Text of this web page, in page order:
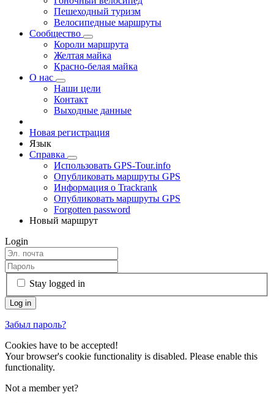
Пешеходный туризм
Велосипедные маршруты
Сообщество
Короли маршрута
Желтая майка
Красно-белая майка
О нас
Наши цели
Контакт
Выходные данные
Новая регистрация
Язык
Справка
Использовать GPS-Tour.info
Опубликовать маршруты GPS
Информация о Trackrank
Опубликовать маршруты GPS
Forgotten password
Новый маршрут
Login
Stay logged in
Забыл пароль?
Cookies have to be accepted!
Your browser's cookie functionality is disabled. Please enable this
functionality.
Not a member yet?